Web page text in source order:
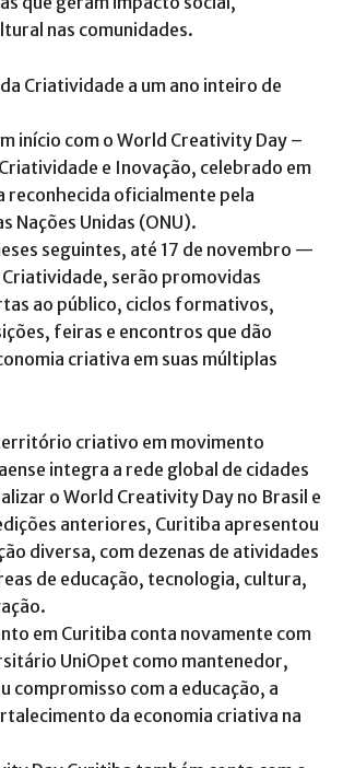
nas comunidades.
Criatividade a um ano inteiro de
início com o World Creativity Day –
e Inovação, celebrado em
reconhecida oficialmente pela
Nações Unidas (ONU).
seguintes, até 17 de novembro —
Criatividade, serão promovidas
ao público, ciclos formativos,
feiras e encontros que dão
criativa em suas múltiplas
criativo em movimento
integra a rede global de cidades
o World Creativity Day no Brasil e
anteriores, Curitiba apresentou
diversa, com dezenas de atividades
de educação, tecnologia, cultura,
em Curitiba conta novamente com
UniOpet como mantenedor,
compromisso com a educação, a
da economia criativa na